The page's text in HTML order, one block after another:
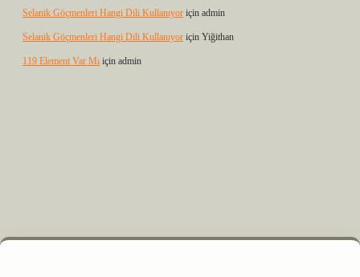
Selanik Göçmenleri Hangi Dili Kullanıyor için admin
Selanik Göçmenleri Hangi Dili Kullanıyor için Yiğithan
119 Element Var Mı için admin
m elexbet